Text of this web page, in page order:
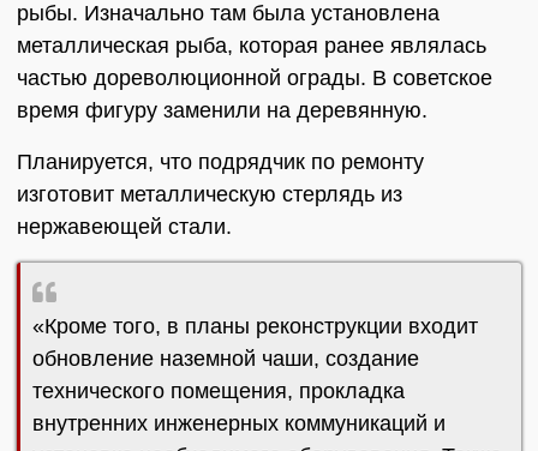
рыбы. Изначально там была установлена
металлическая рыба, которая ранее являлась
частью дореволюционной ограды. В советское
время фигуру заменили на деревянную.
Планируется, что подрядчик по ремонту
изготовит металлическую стерлядь из
нержавеющей стали.
«Кроме того, в планы реконструкции входит
обновление наземной чаши, создание
технического помещения, прокладка
внутренних инженерных коммуникаций и